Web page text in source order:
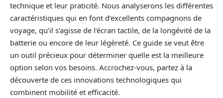
technique et leur praticité. Nous analyserons les différentes
caractéristiques qui en font d’excellents compagnons de
voyage, qu’il s’agisse de l’écran tactile, de la longévité de la
batterie ou encore de leur légèreté. Ce guide se veut être
un outil précieux pour déterminer quelle est la meilleure
option selon vos besoins. Accrochez-vous, partez à la
découverte de ces innovations technologiques qui
combinent mobilité et efficacité.